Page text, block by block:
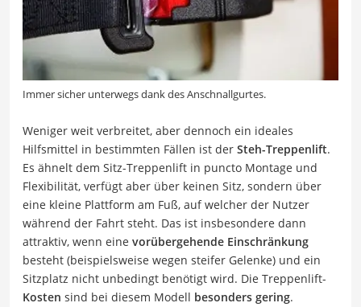
Immer sicher unterwegs dank des Anschnallgurtes.
Weniger weit verbreitet, aber dennoch ein ideales
Hilfsmittel in bestimmten Fällen ist der Steh-Treppenlift.
Es ähnelt dem Sitz-Treppenlift in puncto Montage und
Flexibilität, verfügt aber über keinen Sitz, sondern über
eine kleine Plattform am Fuß, auf welcher der Nutzer
während der Fahrt steht. Das ist insbesondere dann
attraktiv, wenn eine vorübergehende Einschränkung
besteht (beispielsweise wegen steifer Gelenke) und ein
Sitzplatz nicht unbedingt benötigt wird. Die Treppenlift-
Kosten sind bei diesem Modell besonders gering.